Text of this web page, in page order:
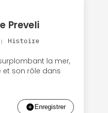
Preveli
| Histoire
la mer,
son rôle dans